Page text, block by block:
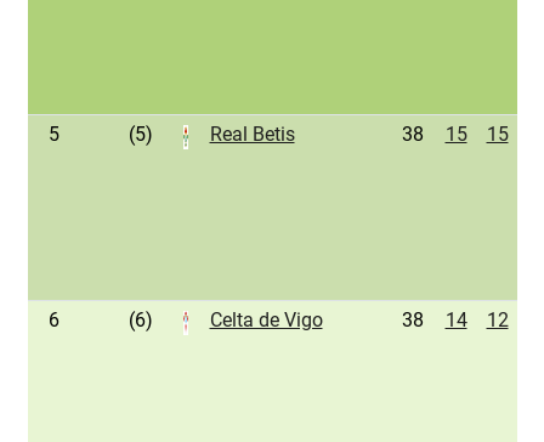
5 (5) Real Betis 38 15 15
6 (6) Celta de Vigo 38 14 12